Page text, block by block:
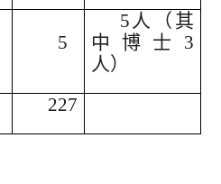
5
5人（其
中博士3
人）
227